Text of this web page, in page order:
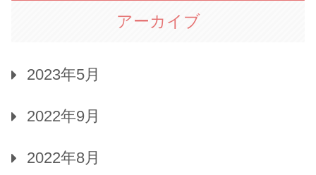
アーカイブ
2023年5月
2022年9月
2022年8月